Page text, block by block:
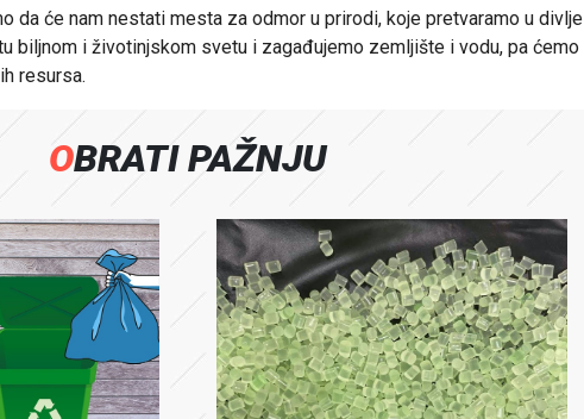
da će nam nestati mesta za odmor u prirodi, koje pretvaramo u divlje
biljnom i životinjskom svetu i zagađujemo zemljište i vodu, pa ćemo
resursa.
OBRATI PAŽNJU